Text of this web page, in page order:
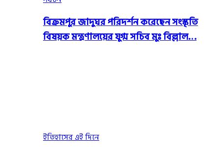
বিক্রমপুর জাদুঘর পরিদর্শন করেছেন সংস্কৃতি
বিষয়ক মন্ত্রণালয়ের যুগ্ম সচিব মুঃ বিল্লাল…
ইতিহাসের এই দিনে